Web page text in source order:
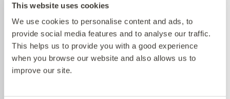
This website uses cookies
We use cookies to personalise content and ads, to
provide social media features and to analyse our traffic.
This helps us to provide you with a good experience
when you browse our website and also allows us to
improve our site.
Quantum Guard Elite
Antimicrobial
The crowning feature of our Multiple Performance
with Antimicrobial technology. Amtico’s Quantum